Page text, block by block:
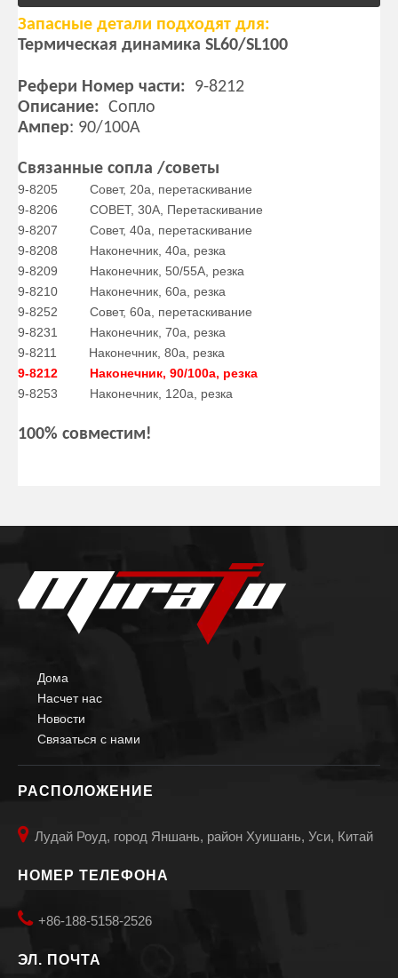
Запасные детали подходят для:
Термическая динамика SL60/SL100
Рефери Номер части: 9-8212
Описание: Сопло
Ампер: 90/100A
Связанные сопла /советы
9-8205 Совет, 20а, перетаскивание
9-8206 СОВЕТ, 30А, Перетаскивание
9-8207 Совет, 40a, перетаскивание
9-8208 Наконечник, 40a, резка
9-8209 Наконечник, 50/55A, резка
9-8210 Наконечник, 60a, резка
9-8252 Совет, 60a, перетаскивание
9-8231 Наконечник, 70a, резка
9-8211 Наконечник, 80a, резка
9-8212 Наконечник, 90/100а, резка
9-8253 Наконечник, 120a, резка
100% совместим!
Дома
Насчет нас
Новости
Связаться с нами
РАСПОЛОЖЕНИЕ
 Лудай Роуд, город Яншань, район Хуишань, Уси, Китай
НОМЕР ТЕЛЕФОНА
 +86-188-5158-2526
ЭЛ. ПОЧТА